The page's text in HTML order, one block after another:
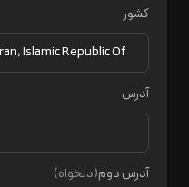
کشور
آدرس
آدرس دوم(دلخواه)